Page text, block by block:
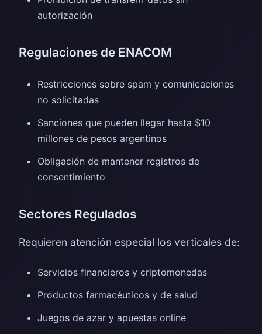
autorización
Regulaciones de ENACOM
Restricciones sobre spam y comunicaciones
no solicitadas
Sanciones que pueden llegar hasta $10
millones de pesos argentinos
Obligación de mantener registros de
consentimiento
Sectores Regulados
Requieren atención especial los verticales de:
Servicios financieros y criptomonedas
Productos farmacéuticos y de salud
Juegos de azar y apuestas online